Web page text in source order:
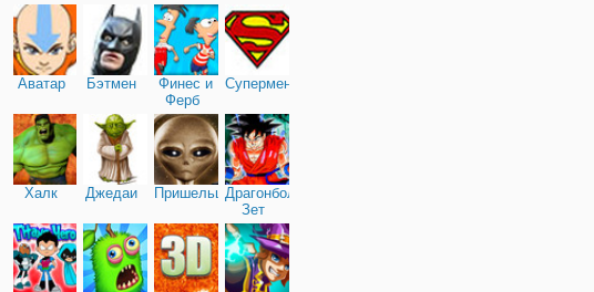
Аватар Бэтмен
Финес и
Ферб
Супермен
Халк Джедаи ПришельцыДрагонболл
Зет